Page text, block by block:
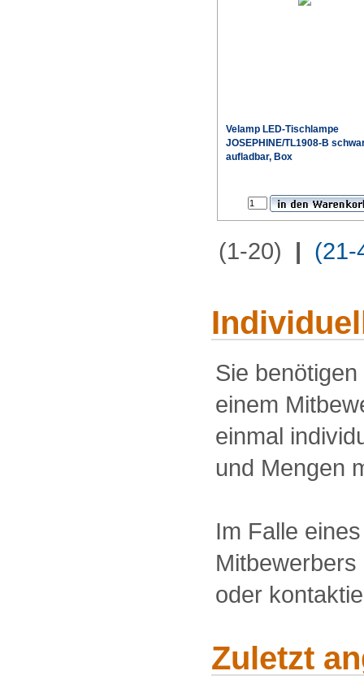
Velamp LED-Tischlampe
JOSEPHINE/TL1908-B
aufladbar, Box
(1-20) | (21-
Sie
einem
einmal
und Mengen
Im Falle
oder
Zuletzt